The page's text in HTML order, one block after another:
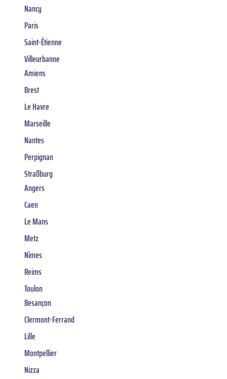
Nancy
Paris
Saint-Étienne
Villeurbanne
Amiens
Brest
Le Havre
Marseille
Nantes
Perpignan
Straßburg
Angers
Caen
Le Mans
Metz
Nîmes
Reims
Toulon
Besançon
Clermont-Ferrand
Lille
Montpellier
Nizza